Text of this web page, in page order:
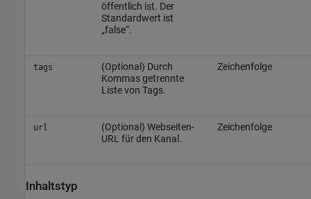
öffentlich ist. Der
Standardwert ist
„false“.
tags
(Optional) Durch
Kommas getrennte
Liste von Tags.
Zeichenfolge
url
(Optional) Webseiten-
URL für den Kanal.
Zeichenfolge
Inhaltstyp